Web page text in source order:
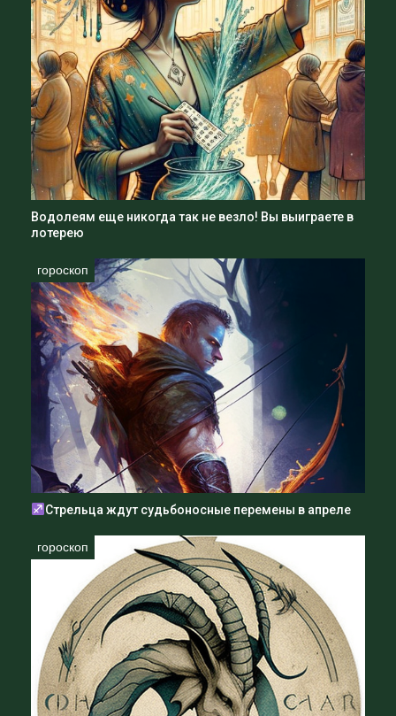
Водолеям еще никогда так не везло! Вы выиграете в
лотерею
гороскоп
Стрельца ждут судьбоносные перемены в апреле
гороскоп